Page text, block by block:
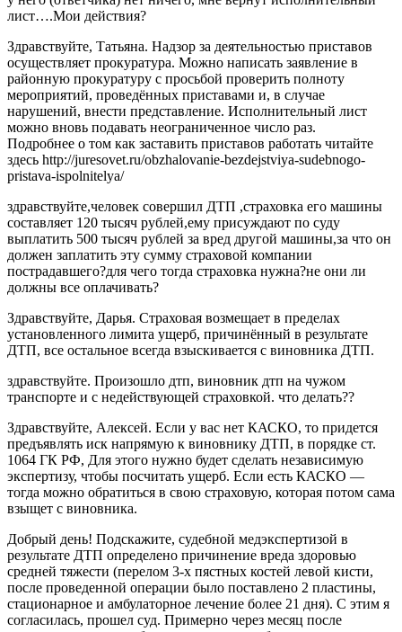
лист….Мои действия?
Здравствуйте, Татьяна. Надзор за деятельностью приставов
осуществляет прокуратура. Можно написать заявление в
районную прокуратуру с просьбой проверить полноту
мероприятий, проведённых приставами и, в случае
нарушений, внести представление. Исполнительный лист
можно вновь подавать неограниченное число раз.
Подробнее о том как заставить приставов работать читайте
здесь http://juresovet.ru/obzhalovanie-bezdejstviya-sudebnogo-
pristava-ispolnitelya/
здравствуйте,человек совершил ДТП ,страховка его машины
составляет 120 тысяч рублей,ему присуждают по суду
выплатить 500 тысяч рублей за вред другой машины,за что он
должен заплатить эту сумму страховой компании
пострадавшего?для чего тогда страховка нужна?не они ли
должны все оплачивать?
Здравствуйте, Дарья. Страховая возмещает в пределах
установленного лимита ущерб, причинённый в результате
ДТП, все остальное всегда взыскивается с виновника ДТП.
здравствуйте. Произошло дтп, виновник дтп на чужом
транспорте и с недействующей страховкой. что делать??
Здравствуйте, Алексей. Если у вас нет КАСКО, то придется
предъявлять иск напрямую к виновнику ДТП, в порядке ст.
1064 ГК РФ, Для этого нужно будет сделать независимую
экспертизу, чтобы посчитать ущерб. Если есть КАСКО —
тогда можно обратиться в свою страховую, которая потом сама
взыщет с виновника.
Добрый день! Подскажите, судебной медэкспертизой в
результате ДТП определено причинение вреда здоровью
средней тяжести (перелом 3-х пястных костей левой кисти,
после проведенной операции было поставлено 2 пластины,
стационарное и амбулаторное лечение более 21 дня). С этим я
согласилась, прошел суд. Примерно через месяц после